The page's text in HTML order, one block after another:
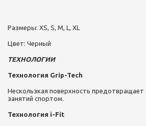
Размеры: XS, S, M, L, XL
Цвет: Черный
ТЕХНОЛОГИИ
Технология Grip-Tech
Нескользкая поверхность предотвращает
занятий спортом.
Технология i-Fit